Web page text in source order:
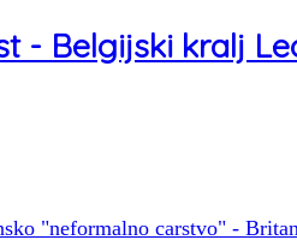
- Belgijski kralj